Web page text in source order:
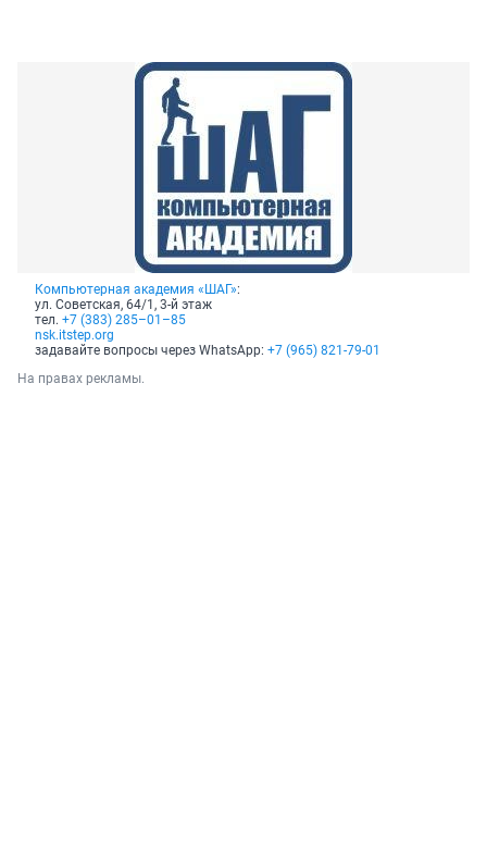
Компьютерная академия «ШАГ»:
ул. Советская, 64/1, 3-й этаж
тел. +7 (383) 285–01–85
nsk.itstep.org
задавайте вопросы через WhatsApp: +7 (965) 821-79-01
На правах рекламы.